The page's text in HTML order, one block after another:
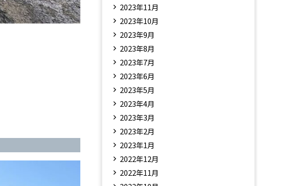
2023年11月
2023年10月
2023年9月
2023年8月
2023年7月
2023年6月
2023年5月
2023年4月
2023年3月
2023年2月
2023年1月
2022年12月
2022年11月